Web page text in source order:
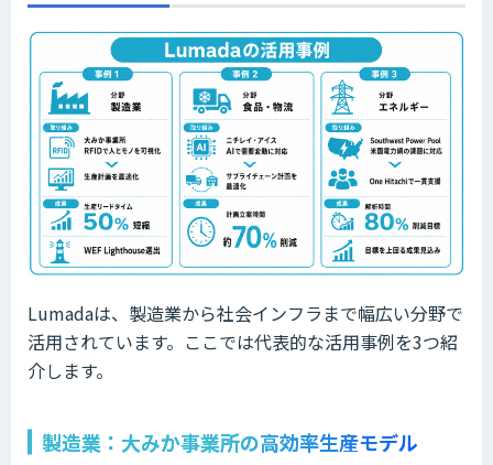
Lumadaは、製造業から社会インフラまで幅広い分野で
活用されています。ここでは代表的な活用事例を3つ紹
介します。
製造業：大みか事業所の高効率生産モデル